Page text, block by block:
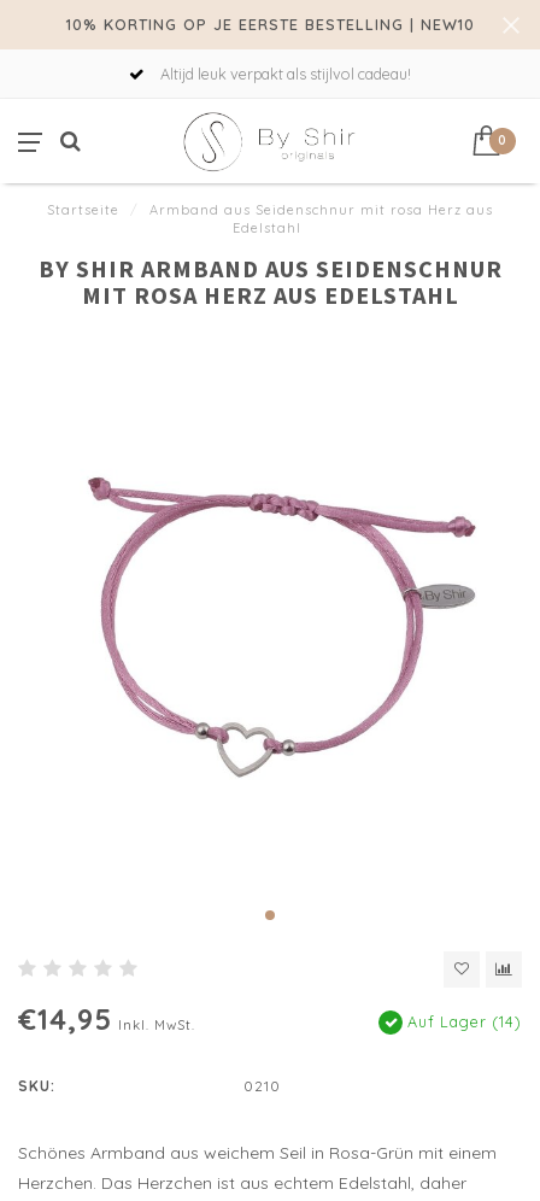
10% KORTING OP JE EERSTE BESTELLING | NEW10
Altijd leuk verpakt als stijlvol cadeau!
0
Startseite /
Armband aus Seidenschnur mit rosa Herz aus
Edelstahl
BY SHIR ARMBAND AUS SEIDENSCHNUR
MIT ROSA HERZ AUS EDELSTAHL
€14,95 Inkl. MwSt. Auf Lager (14)
SKU: 0210
Schönes Armband aus weichem Seil in Rosa-Grün mit einem
Herzchen. Das Herzchen ist aus echtem Edelstahl, daher